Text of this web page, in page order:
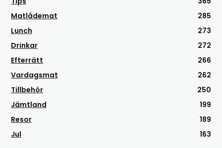
Matlådemat
285
Lunch
273
Drinkar
272
Efterrätt
266
Vardagsmat
262
Tillbehör
250
Jämtland
199
Resor
189
Jul
163